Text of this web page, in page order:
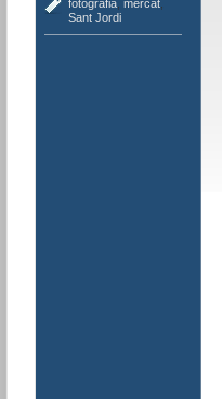
fotografia, mercat,
Sant Jordi